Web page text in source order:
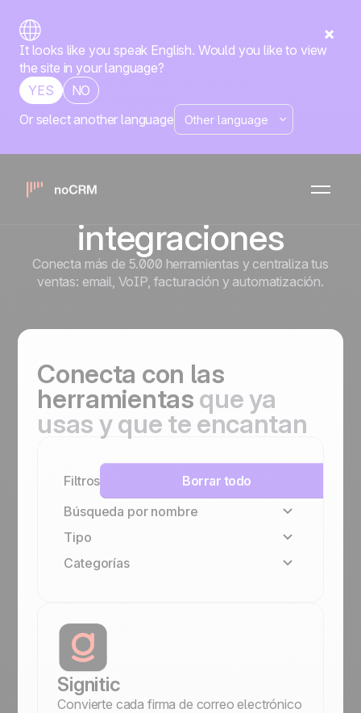
It looks like you speak English. Would you like to view
the site in your language?
YES
NO
Or select another language
Construye tu propia
máquina de ventas
con nuestras
integraciones
Conecta más de 5.000 herramientas y centraliza tus
ventas: email, VoIP, facturación y automatización.
Conecta con las
herramientas que ya
usas y que te encantan
Filtros
Borrar todo
Búsqueda por nombre
Tipo
Familia Positive
Categorías
Gestión de equipo y colaboración
Prospección y outbound
Marketing y emailing
Finanzas y facturación
Comunicación
Signitic
Convierte cada firma de correo electrónico